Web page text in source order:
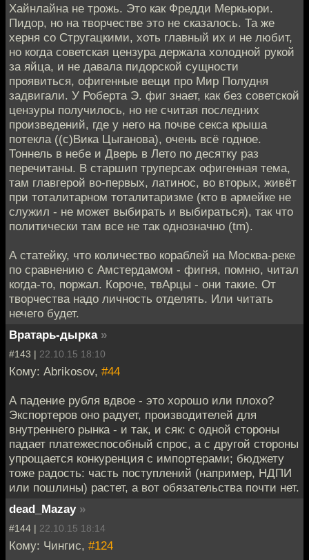
Хайнлайна не трожь. Это как Фредди Меркьюри.
Пидор, но на творчестве это не сказалось. Та же
херня со Стругацкими, хоть главный их и не любит,
но когда советская цензура держала холодной рукой
за яйца, и не давала пидорской сущности
проявиться, офигенные вещи про Мир Полудня
задвигали. У Роберта Э. фиг знает, как без советской
цензуры получилось, но не считая последних
произведений, где у него на почве секса крыша
потекла ((с)Вика Цыганова), очень всё годное.
Тоннель в небе и Дверь в Лето по десятку раз
перечитаны. В старшип труперсах офигенная тема,
там главгерой во-первых, латинос, во вторых, живёт
при тоталитарном тоталитаризме (кто в армейке не
служил - не может выбирать и выбираться), так что
политически там все не так однозначно (tm).
А статейку, что количество кораблей на Москва-реке
по сравнению с Амстердамом - фигня, помню, читал
когда-то, поржал. Короче, твАрцы - они такие. От
творчества надо личность отделять. Или читать
нечего будет.
Вратарь-дырка »
#143 | 22.10.15 18:10
Кому: Abrikosov, #44
А падение рубля вдвое - это хорошо или плохо?
Экспортеров оно радует, производителей для
внутреннего рынка - и так, и сяк: с одной стороны
падает платежеспособный спрос, а с другой стороны
упрощается конкуренция с импортерами; бюджету
тоже радость: часть поступлений (например, НДПИ
или пошлины) растет, а вот обязательства почти нет.
dead_Mazay »
#144 | 22.10.15 18:14
Кому: Чингиc, #124